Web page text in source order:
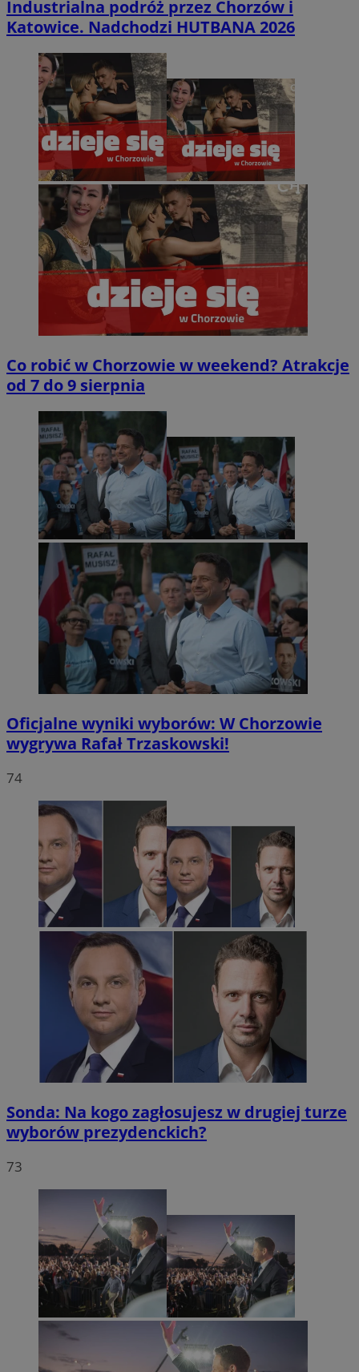
Industrialna podróż przez Chorzów i
Katowice. Nadchodzi HUTBANA 2026
Co robić w Chorzowie w weekend? Atrakcje
od 7 do 9 sierpnia
Oficjalne wyniki wyborów: W Chorzowie
wygrywa Rafał Trzaskowski!
74
Sonda: Na kogo zagłosujesz w drugiej turze
wyborów prezydenckich?
73